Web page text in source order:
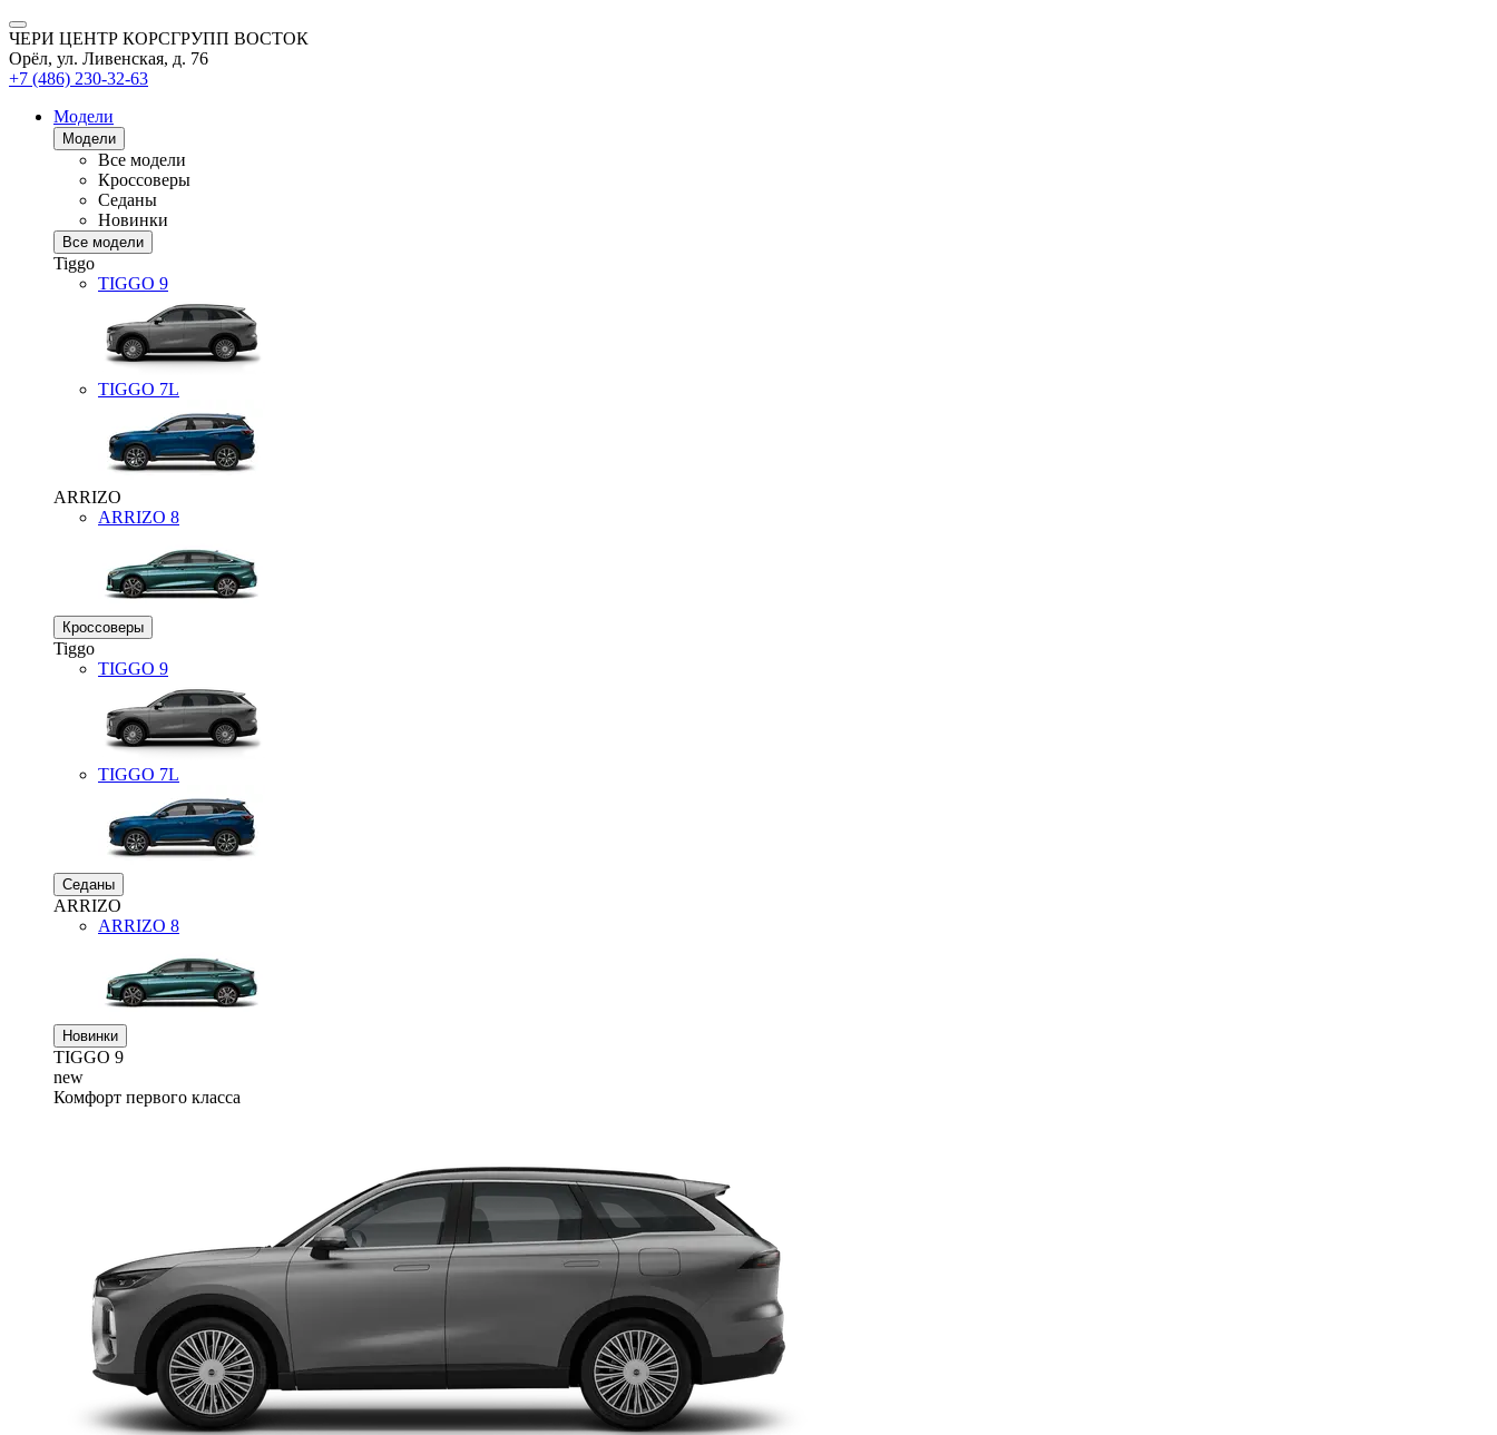
ЧЕРИ ЦЕНТР КОРСГРУПП ВОСТОК
Орёл, ул. Ливенская, д. 76
+7 (486) 230-32-63
Модели
Модели
Все модели
Кроссоверы
Седаны
Новинки
Все модели
Tiggo
TIGGO 9
TIGGO 7L
ARRIZO
ARRIZO 8
Кроссоверы
Tiggo
TIGGO 9
TIGGO 7L
Седаны
ARRIZO
ARRIZO 8
Новинки
TIGGO 9
new
Комфорт первого класса